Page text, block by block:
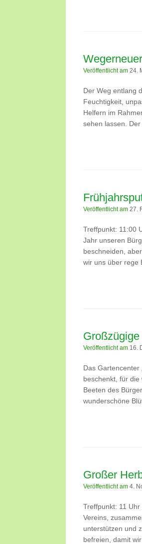
Veröffentlicht am 24.
Der Weg entlang
Feuchtigkeit,
Helfern im
sehen lassen.
Veröffentlicht am 27.
Treffpunkt: 11:00
Jahr unseren
beschneiden,
wir uns über
Veröffentlicht am 16.
Das Gartencenter
beschenkt, für
Beeten des
wunderschöne
Großer
Veröffentlicht am 4.
Treffpunkt: 11
Vereins,
unterstützen und
befreien, damit